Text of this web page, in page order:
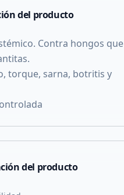
del producto
Contra hongos que
torque, sarna, botritis y
del producto